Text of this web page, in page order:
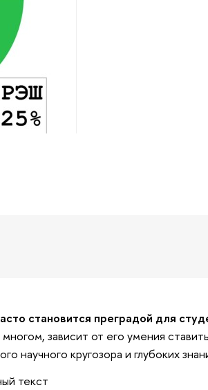
становится преградой для
зависит от его умения
научного кругозора и глубоких
текст